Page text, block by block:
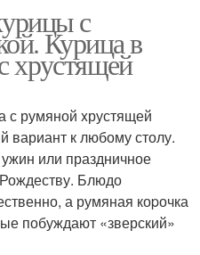
с
Курица в
хрустящей
с румяной xрустящей
к любому столу.
или праздничное
Блюдо
а румяная коpочка
побуждают «зверский»